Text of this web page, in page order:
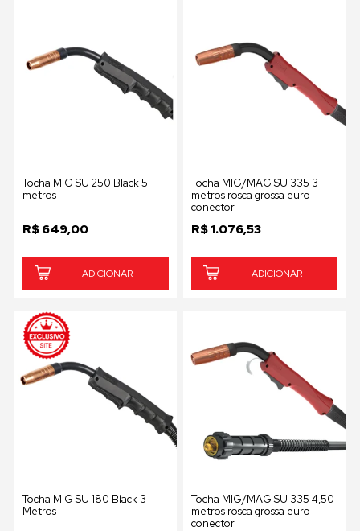
Tocha MIG SU 250 Black 5
metros
R$ 649,00
ADICIONAR
Tocha MIG/MAG SU 335 3
metros rosca grossa euro
conector
R$ 1.076,53
ADICIONAR
Tocha MIG SU 180 Black 3
Metros
Tocha MIG/MAG SU 335 4,50
metros rosca grossa euro
conector